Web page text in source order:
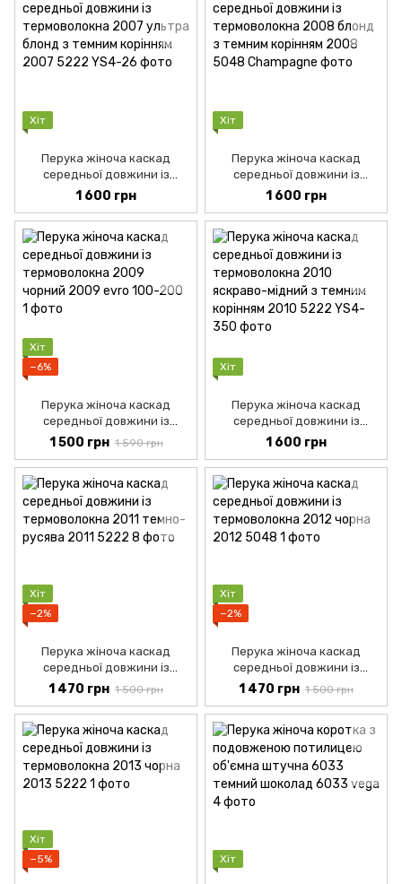
Хіт
Перука жіноча каскад
середньої довжини із
термоволокна 2007 ультра
блонд з темним корінням
1 600 грн
Хіт
Перука жіноча каскад
середньої довжини із
термоволокна 2008 блонд з
темним корінням
1 600 грн
Хіт
−6%
Перука жіноча каскад
середньої довжини із
термоволокна 2009 чорний
1 500 грн 1 590 грн
Хіт
Перука жіноча каскад
середньої довжини із
термоволокна 2010
яскраво-мідний з темним
корінням
1 600 грн
Хіт
−2%
Перука жіноча каскад
середньої довжини із
термоволокна 2011 темно-
русява
1 470 грн 1 500 грн
Хіт
−2%
Перука жіноча каскад
середньої довжини із
термоволокна 2012 чорна
1 470 грн 1 500 грн
Хіт
−5%
Хіт